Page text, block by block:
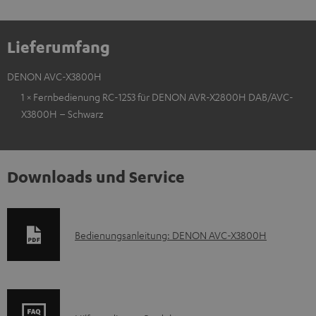
Lieferumfang
DENON AVC-X3800H
1 × Fernbedienung RC-1253 für DENON AVR-X2800H DAB/AVC-
X3800H – Schwarz
Downloads und Service
D
Bedienungsanleitung: DENON AVC-X3800H